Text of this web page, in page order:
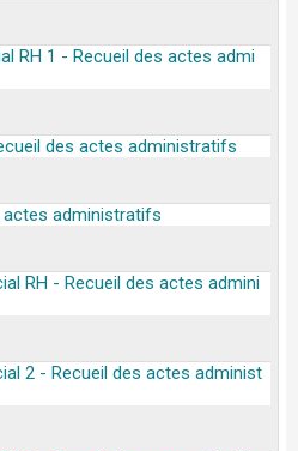
RH 1 - Recueil des actes admi
des actes administratifs
actes administratifs
RH - Recueil des actes admini
2 - Recueil des actes administ